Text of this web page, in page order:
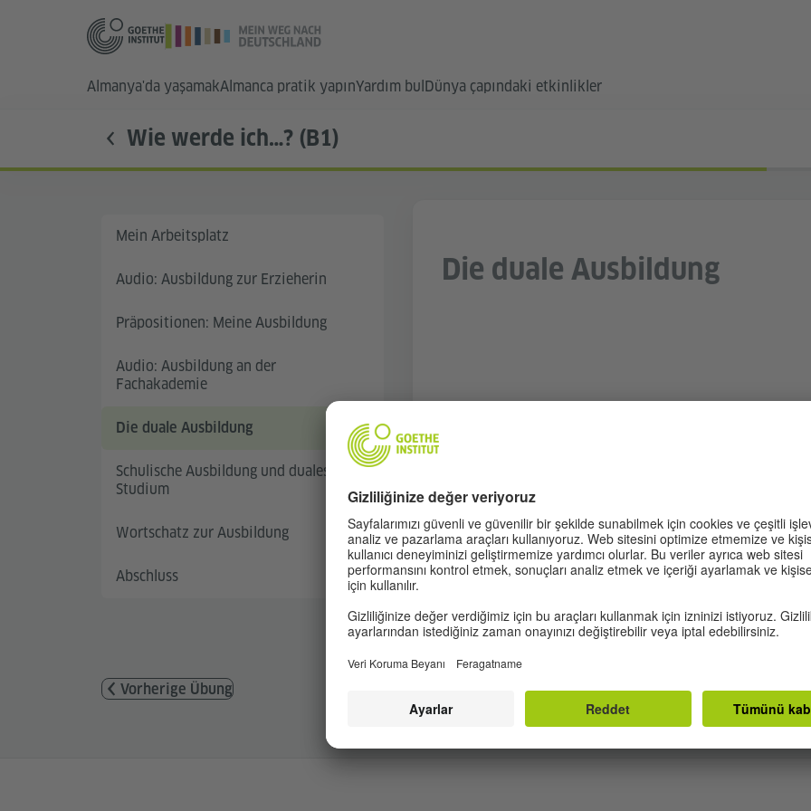
Almanya'da yaşamakAlmanca pratik yapınYardım bul Dünya çapındaki etkinlikler
Wie werde ich…? (B1)
Mein Arbeitsplatz
Audio: Ausbildung zur Erzieherin
Präpositionen: Meine Ausbildung
Audio: Ausbildung an der
Fachakademie
Die duale Ausbildung
Schulische Ausbildung und duales
Studium
Wortschatz zur Ausbildung
Abschluss
Die duale Ausbildung
Vorherige Übung